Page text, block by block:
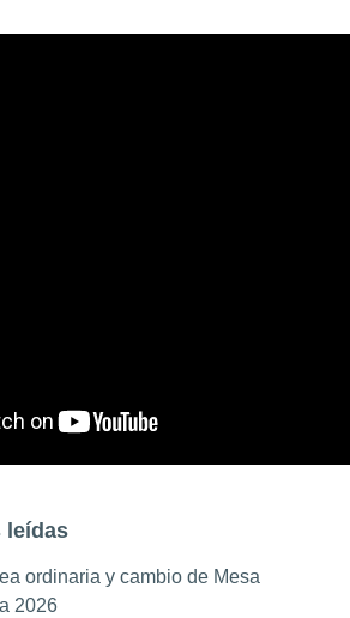
leídas
ordinaria y cambio de Mesa
2026